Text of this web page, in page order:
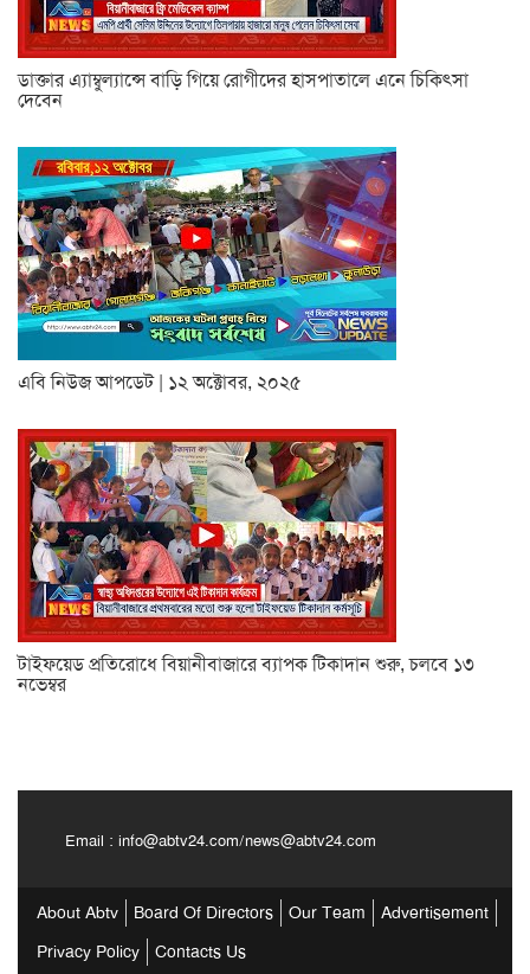
ডাক্তার এ্যাম্বুল্যান্সে বাড়ি গিয়ে রোগীদের হাসপাতালে এনে চিকিৎসা
দেবেন
এবি নিউজ আপডেট | ১২ অক্টোবর, ২০২৫
টাইফয়েড প্রতিরোধে বিয়ানীবাজারে ব্যাপক টিকাদান শুরু, চলবে ১৩
নভেম্বর
Email : info@abtv24.com/news@abtv24.com
About Abtv Board Of Directors Our Team
Advertisement
Privacy Policy
Contacts Us